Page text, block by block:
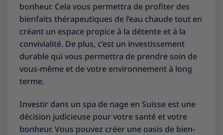
bonheur. Cela vous permettra de profiter des
bienfaits thérapeutiques de l’eau chaude tout en
créant un espace propice à la détente et à la
convivialité. De plus, c’est un investissement
durable qui vous permettra de prendre soin de
vous-même et de votre environnement à long
terme.
Investir dans un spa de nage en Suisse est une
décision judicieuse pour votre santé et votre
bonheur. Vous pouvez créer une oasis de bien-